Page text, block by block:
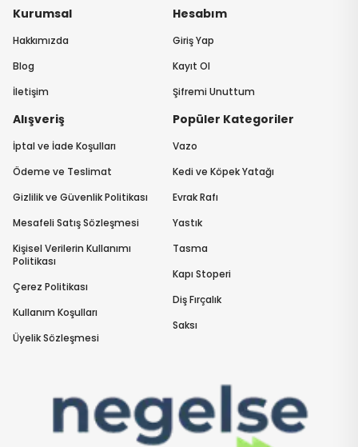
Kurumsal
Hakkımızda
Blog
İletişim
Hesabım
Giriş Yap
Kayıt Ol
Şifremi Unuttum
Alışveriş
İptal ve İade Koşulları
Ödeme ve Teslimat
Gizlilik ve Güvenlik Politikası
Mesafeli Satış Sözleşmesi
Kişisel Verilerin Kullanımı
Politikası
Çerez Politikası
Kullanım Koşulları
Üyelik Sözleşmesi
Popüler Kategoriler
Vazo
Kedi ve Köpek Yatağı
Evrak Rafı
Yastık
Tasma
Kapı Stoperi
Diş Fırçalık
Saksı